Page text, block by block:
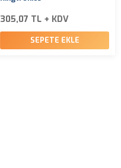
305,07 TL + KDV
SEPETE EKLE